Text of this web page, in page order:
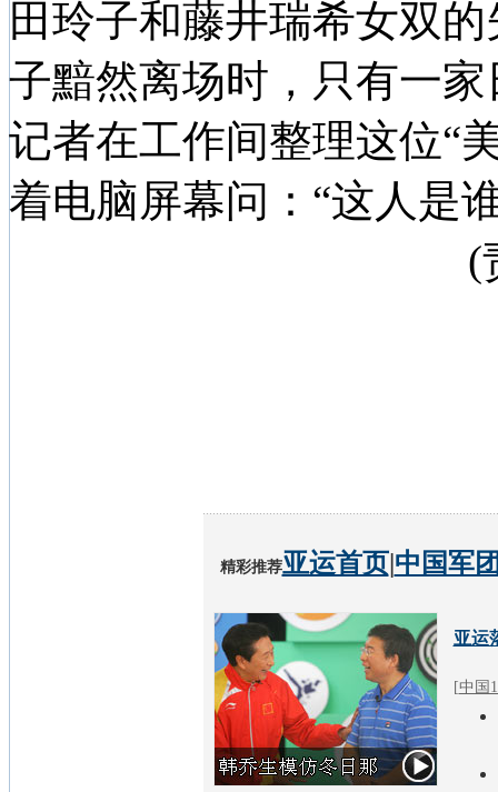
田玲子和藤井瑞希女双
子黯然离场时，只有一
记者在工作间整理这位“
着电脑屏幕问：“这人是
(
精彩推荐亚运首页|中国军
亚运
[中国